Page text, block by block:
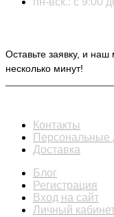
Оставьте заявку, и
несколько минут!
Контакты
Персональные
Доставка
Блог
Регистрация
Вход на сайт
Личный